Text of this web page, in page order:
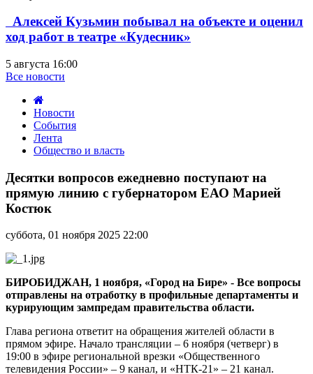
Алексей Кузьмин побывал на объекте и оценил
ход работ в театре «Кудесник»
5 августа 16:00
Все новости
Новости
События
Лента
Общество и власть
вопросов
ежедневно
поступают
на
линию
губернатором
Марией
Костюк
Десятки вопросов ежедневно поступают на
прямую линию с губернатором ЕАО Марией
Костюк
суббота, 01 ноября 2025 22:00
БИРОБИДЖАН, 1 ноября, «Город на Бире» - Все вопросы
отправлены на отработку в профильные департаменты и
курирующим зампредам правительства области.
Глава региона ответит на обращения жителей области в
прямом эфире. Начало трансляции – 6 ноября (четверг) в
19:00 в эфире региональной врезки «Общественного
телевидения России» – 9 канал, и «НТК-21» – 21 канал.